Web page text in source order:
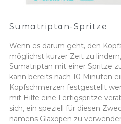
Sumatriptan-Spritze
Wenn es darum geht, den
möglichst kurzer Zeit zu
Sumatriptan mit einer Spritze
kann bereits nach 10 Minuten
Kopfschmerzen festgestellt
mit Hilfe eine Fertigspritze
sich, ein speziell für diesen
namens Glaxopen zu